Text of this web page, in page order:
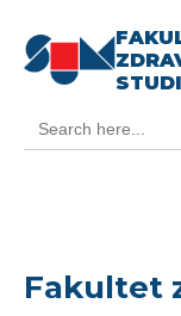
for:
Fakultet